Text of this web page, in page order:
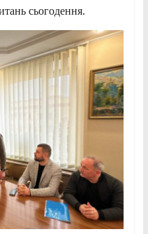
сьогодення.